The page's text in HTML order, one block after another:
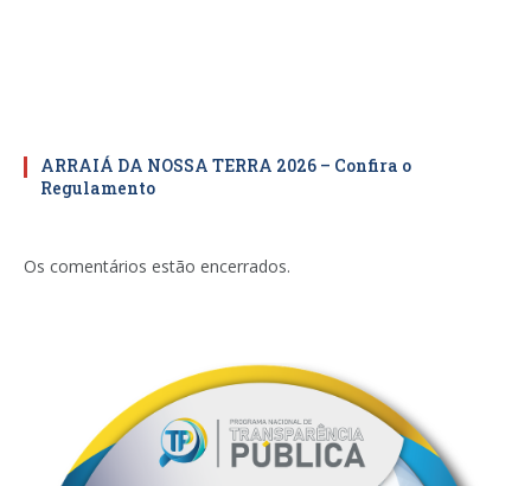
ARRAIÁ DA NOSSA TERRA 2026 – Confira o
Regulamento
Os comentários estão encerrados.